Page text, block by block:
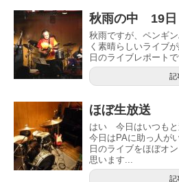
秋雨の中 19日
秋雨ですが、ペンギ
く素晴らしいライブ
日のライブレポート
記
ほぼ生
はい 今日はいつも
今日はPAに助っ人が
日のライブをほぼオ
思います...
記